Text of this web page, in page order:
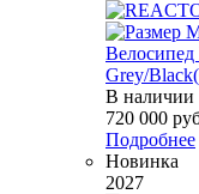
Велосипед
Grey/
В наличии
720 000
Подробнее
Новинка
2027